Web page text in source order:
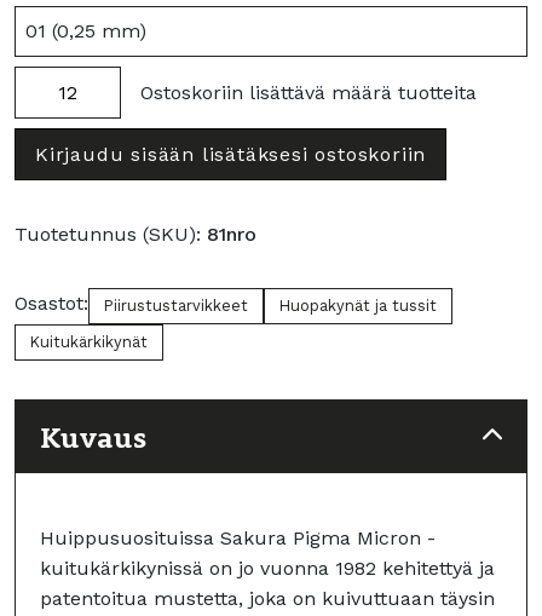
mm)
Pigma
Micron
sepia,
(0,45
määrä
Ostoskoriin lisättävä määrä tuotteita
Kirjaudu sisään lisätäksesi ostoskoriin
Tuotetunnus (SKU): 81nro
Osastot: Piirustustarvikkeet
Huopakynät ja tussit
Kuitukärkikynät
Kuvaus
Huippusuosituissa Sakura Pigma Micron -
kuitukärkikynissä on jo vuonna 1982 kehitettyä ja
patentoitua mustetta, joka on kuivuttuaan täysin